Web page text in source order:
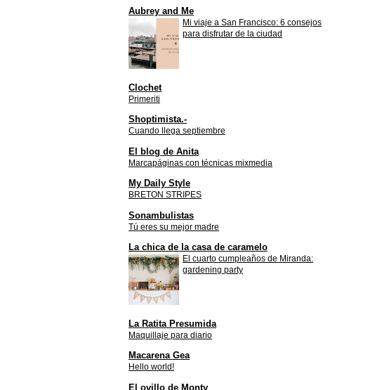
Aubrey and Me
Mi viaje a San Francisco: 6 consejos
para disfrutar de la ciudad
Clochet
Primeriti
Shoptimista.-
Cuando llega septiembre
El blog de Anita
Marcapáginas con técnicas mixmedia
My Daily Style
BRETON STRIPES
Sonambulistas
Tú eres su mejor madre
La chica de la casa de caramelo
El cuarto cumpleaños de Miranda:
gardening party
La Ratita Presumida
Maquillaje para diario
Macarena Gea
Hello world!
El ovillo de Monty